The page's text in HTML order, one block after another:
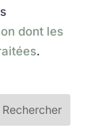
dont les
.
Rechercher